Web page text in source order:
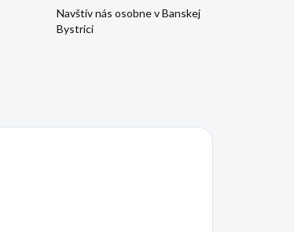
Navštív nás osobne v Banskej
Bystrici